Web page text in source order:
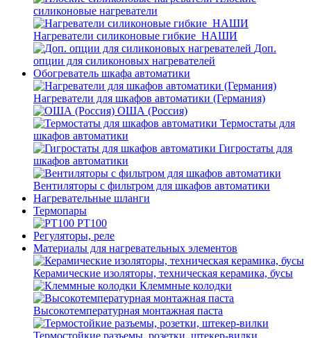
силиконовые нагреватели
Нагреватели силиконовые гибкие_НАШИ
Доп.
опции для силиконовых нагревателей
Обогреватель шкафа автоматики
Нагреватели для шкафов автоматики (Германия)
ОША (Россия)
Термостаты для
шкафов автоматики
Гигростаты для
шкафов автоматики
Вентиляторы с фильтром для шкафов автоматики
Нагревательные шланги
Термопары
PT100
Регуляторы, реле
Материалы для нагревательных элементов
Керамические изоляторы, техническая керамика, бусы
Клеммные колодки
Высокотемпературная монтажная паста
Термостойкие разъемы, розетки, штекер-вилки